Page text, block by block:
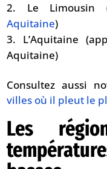
Le
Aquitaine)
L’Aquitaine
Aquitaine)
Consultez aussi
villes où il pleut le
Les